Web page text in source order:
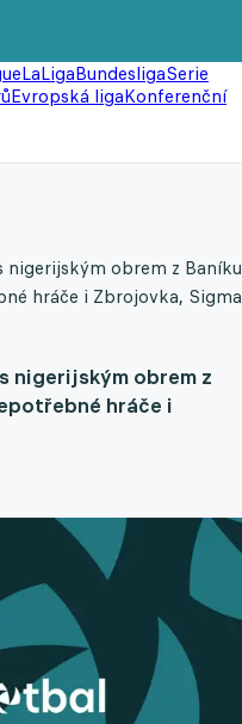
LaLigaBundesligaSerie
Evropská ligaKonferenční
nigerijským obrem z Baníku
hráče i Zbrojovka, Sigma
nigerijským obrem z
hráče i